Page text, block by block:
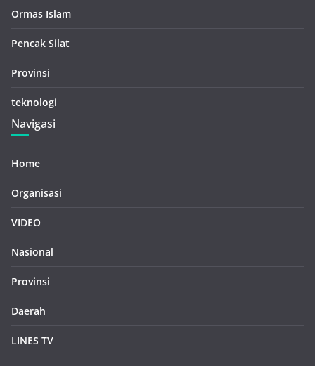
Ormas Islam
Pencak Silat
Provinsi
teknologi
Navigasi
Home
Organisasi
VIDEO
Nasional
Provinsi
Daerah
LINES TV